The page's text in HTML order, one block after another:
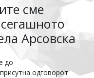
сме
Арсовска
до
одговорот